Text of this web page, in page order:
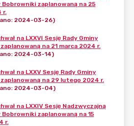
Bobrowniki zaplanowaną na 25
r.
2024-03-26)
na LXXVI Sesję Rady Gminy
na 21 marca 2024 r.
2024-03-14)
na LXXV Sesję Rady Gminy
na 29 lutego 2024 r.
2024-03-04)
na LXXIV Sesję Nadzwyczajną
Bobrowniki zaplanowaną na 15
r.